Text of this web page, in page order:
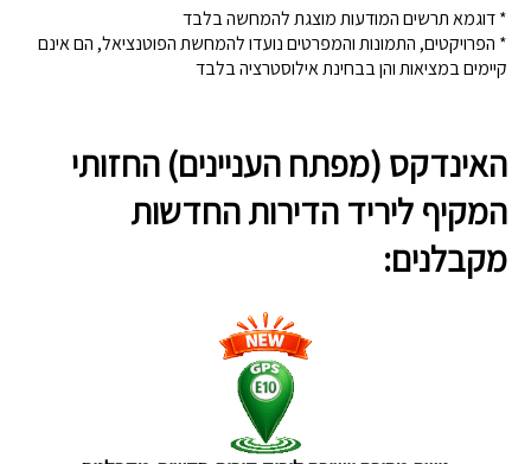
* דוגמא תרשים המודעות מוצגת להמחשה בלבד
* הפרויקטים, התמונות והמפרטים נועדו להמחשת הפוטנציאל, הם אינם
קיימים במציאות והן בבחינת אילוסטרציה בלבד
האינדקס (מפתח העניינים) החזותי
המקיף ליריד הדירות החדשות
מקבלנים: